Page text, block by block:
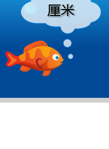
厘米
厘米
厘米
厘米